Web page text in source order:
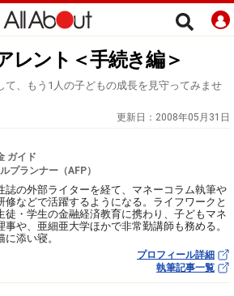
レント＜手続き編＞
て、もう1人の子どもの成長を見守ってみませ
更新日： 2008年05月31日
ガイド
プランナー（AFP）
誌の外部ライターを経て、マネーコラム執筆や
修などで活躍するようになる。ライフワークと
徒・学生の金融経済教育に携わり、子どもマネ
事や、亜細亜大学ほかで非常勤講師も務める。
添い寝。
プロフィール詳細
執筆記事一覧